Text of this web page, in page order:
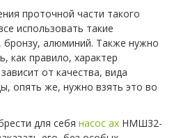
проточной части такого
использовать такие
бронзу, алюминий. Также нужно
как правило, характер
от качества, вида
опять же, нужно взять это во
для себя насос ах НМШ32-